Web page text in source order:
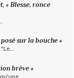
« Blesse, ronce
sur la bouche »
brève »